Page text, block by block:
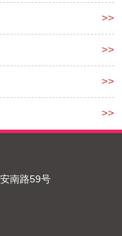
>>
>>
>>
>>
南路59号